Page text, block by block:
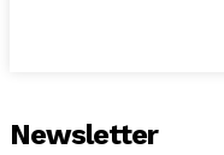
Newsletter